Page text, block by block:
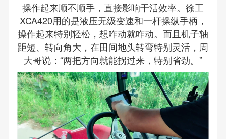
操作起来顺不顺手，直接影响干活效率。徐工
XCA420用的是液压无级变速和一杆操纵手柄，
操作起来特别轻松，想咋动就咋动。而且机子轴
距短、转向角大，在田间地头转弯特别灵活，周
大哥说：“两把方向就能拐过来，特别省劲。”